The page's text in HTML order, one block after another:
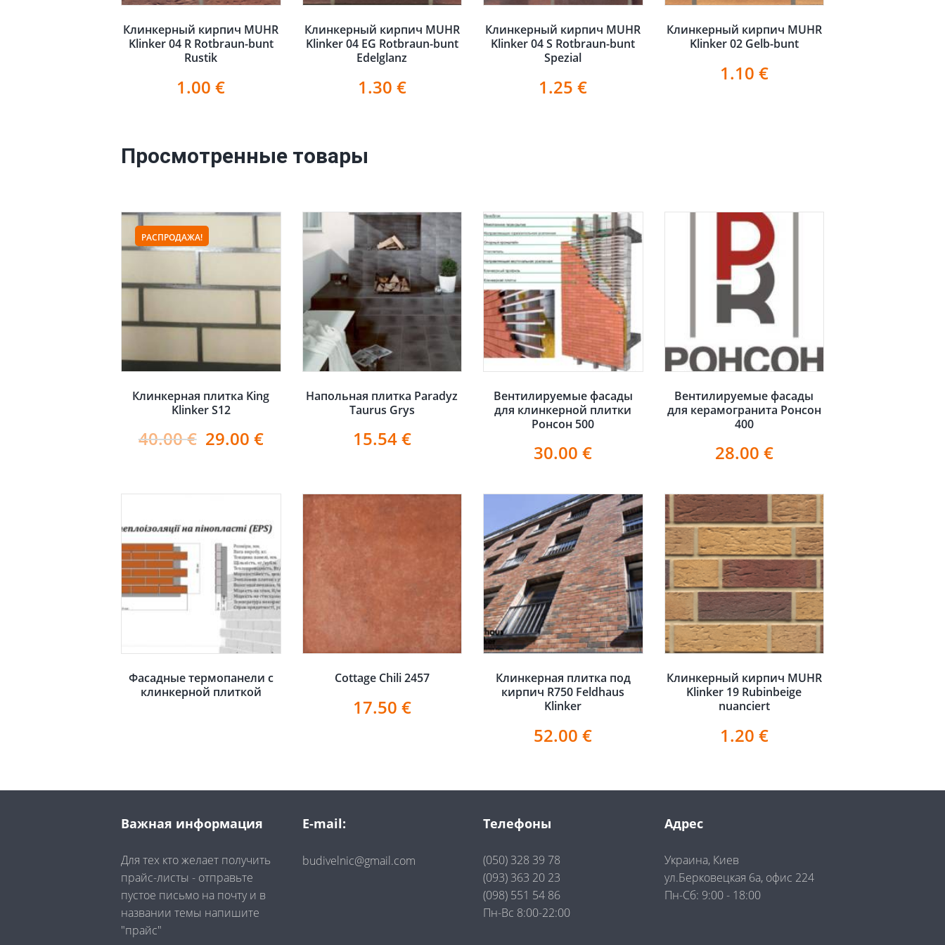
Клинкерный кирпич MUHR
Klinker 04 R Rotbraun-bunt
Rustik
1.00€
Клинкерный кирпич MUHR
Klinker 04 EG Rotbraun-bunt
Edelglanz
1.30 €
Клинкерный кирпич MUHR
Klinker 04 S Rotbraun-bunt
Spezial
1.25€
Клинкерный кирпич MUHR
Klinker 02 Gelb-bunt
1.10 €
Просмотренные товары
РАСПРОДАЖА!
Клинкерная плитка King
Klinker S12
40.00€ 29.00 €
Напольная плитка Paradyz
Taurus Grys
15.54€
Вентилируемые фасады
для клинкерной плитки
Ронсон 500
30.00€
Вентилируемые фасады
для керамогранита Ронсон
400
28.00 €
Фасадные термопанели с
клинкерной плиткой
Cottage Chili 2457
17.50 €
Клинкерная плитка под
кирпич R750 Feldhaus
Klinker
52.00€
Клинкерный кирпич MUHR
Klinker 19 Rubinbeige
nuanciert
1.20 €
Важная информация
Для тех кто желает получить
прайс-листы - отправьте
пустое письмо на почту и в
названии темы напишите
"прайс"
E-mail:
budivelnic@gmail.com
Телефоны
(050) 328 39 78
(093) 363 20 23
(098) 551 54 86
Пн-Вс 8:00-22:00
Адрес
Украина, Киев
ул.Берковецкая 6а, офис 224
Пн-Сб: 9:00 - 18:00